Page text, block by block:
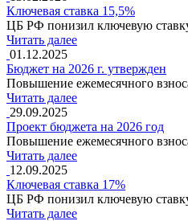
Ключевая ставка 15,5%
ЦБ РФ понизил ключевую
Читать далее
01.12.2025
Бюджет на 2026 г. утвержден
Повышение ежемесячного
Читать далее
29.09.2025
Проект бюджета на 2026 год
Повышение ежемесячного
Читать далее
12.09.2025
Ключевая ставка 17%
ЦБ РФ понизил ключевую
Читать далее